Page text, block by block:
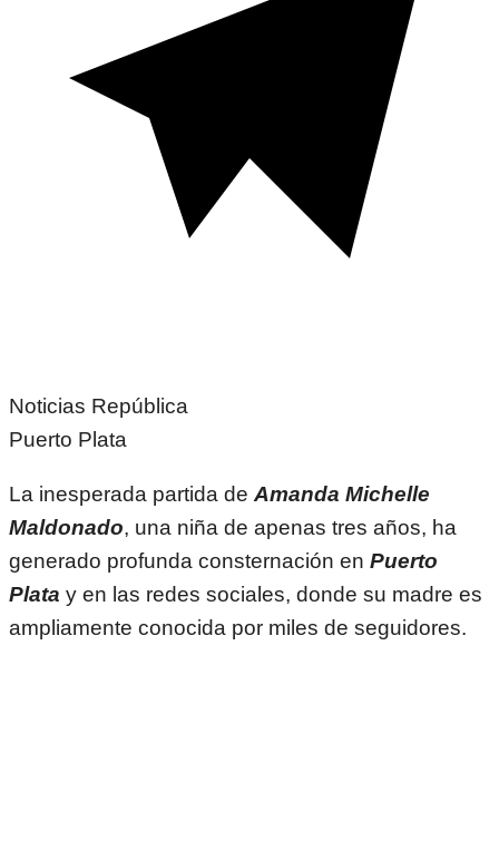
Noticias República
Puerto Plata
La inesperada partida de Amanda Michelle
Maldonado, una niña de apenas tres años, ha
generado profunda consternación en Puerto
Plata y en las redes sociales, donde su madre es
ampliamente conocida por miles de seguidores.